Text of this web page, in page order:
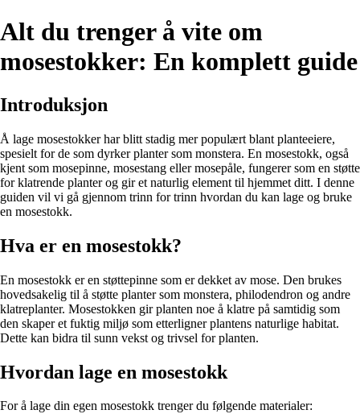
Alt du trenger å vite om
mosestokker: En komplett guide
Introduksjon
Å lage mosestokker har blitt stadig mer populært blant planteeiere,
spesielt for de som dyrker planter som monstera. En mosestokk, også
kjent som mosepinne, mosestang eller mosepåle, fungerer som en støtte
for klatrende planter og gir et naturlig element til hjemmet ditt. I denne
guiden vil vi gå gjennom trinn for trinn hvordan du kan lage og bruke
en mosestokk.
Hva er en mosestokk?
En mosestokk er en støttepinne som er dekket av mose. Den brukes
hovedsakelig til å støtte planter som monstera, philodendron og andre
klatreplanter. Mosestokken gir planten noe å klatre på samtidig som
den skaper et fuktig miljø som etterligner plantens naturlige habitat.
Dette kan bidra til sunn vekst og trivsel for planten.
Hvordan lage en mosestokk
For å lage din egen mosestokk trenger du følgende materialer: